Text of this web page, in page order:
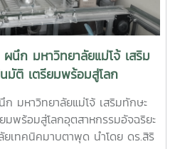
นึก มหาวิทยาลัยแม่โจ้ เสริม
มัติ เตรียมพร้อมสู่โลก
มหาวิทยาลัยแม่โจ้ เสริมทักษะ
มพร้อมสู่โลกอุตสาหกรรมอัจฉริยะ
เทคนิคมาบตาพุด นำโดย ดร.สิริ